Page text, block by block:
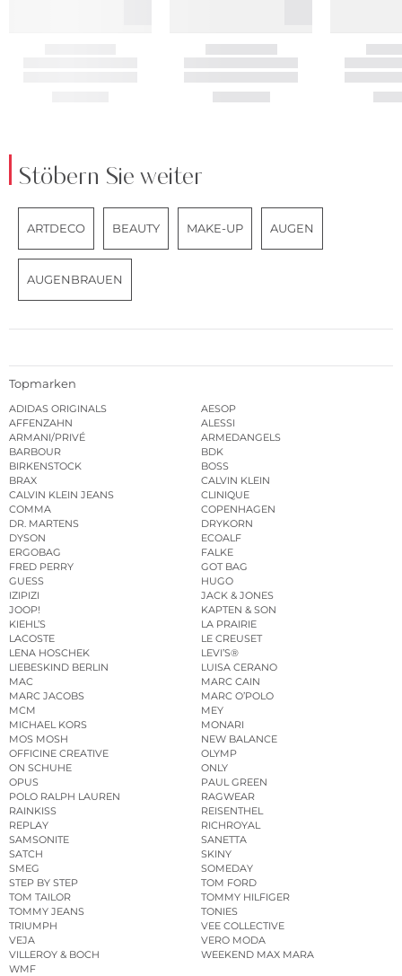
Stöbern Sie weiter
ARTDECO BEAUTY MAKE-UP AUGEN
AUGENBRAUEN
Topmarken
ADIDAS ORIGINALS
AESOP
AFFENZAHN
ALESSI
ARMANI/PRIVÉ
ARMEDANGELS
BARBOUR
BDK
BIRKENSTOCK
BOSS
BRAX
CALVIN KLEIN
CALVIN KLEIN JEANS
CLINIQUE
COMMA
COPENHAGEN
DR. MARTENS
DRYKORN
DYSON
ECOALF
ERGOBAG
FALKE
FRED PERRY
GOT BAG
GUESS
HUGO
IZIPIZI
JACK & JONES
JOOP!
KAPTEN & SON
KIEHL’S
LA PRAIRIE
LACOSTE
LE CREUSET
LENA HOSCHEK
LEVI’S®
LIEBESKIND BERLIN
LUISA CERANO
MAC
MARC CAIN
MARC JACOBS
MARC O’POLO
MCM
MEY
MICHAEL KORS
MONARI
MOS MOSH
NEW BALANCE
OFFICINE CREATIVE
OLYMP
ON SCHUHE
ONLY
OPUS
PAUL GREEN
POLO RALPH LAUREN
RAGWEAR
RAINKISS
REISENTHEL
REPLAY
RICHROYAL
SAMSONITE
SANETTA
SATCH
SKINY
SMEG
SOMEDAY
STEP BY STEP
TOM FORD
TOM TAILOR
TOMMY HILFIGER
TOMMY JEANS
TONIES
TRIUMPH
VEE COLLECTIVE
VEJA
VERO MODA
VILLEROY & BOCH
WEEKEND MAX MARA
WMF